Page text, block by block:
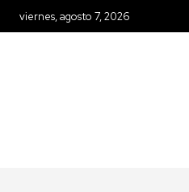
viernes, agosto 7, 2026